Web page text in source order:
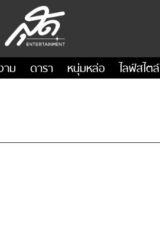
าม ดารา หนุ่มหล่อ ไลฟ์สไตล์